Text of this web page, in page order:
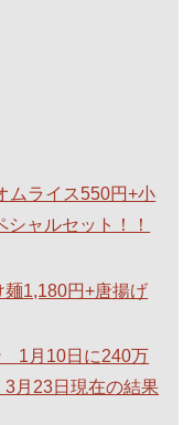
ムライス550円+小
ャルセット！！
1,180円+唐揚げ
1月10日に240万
3月23日現在の結果